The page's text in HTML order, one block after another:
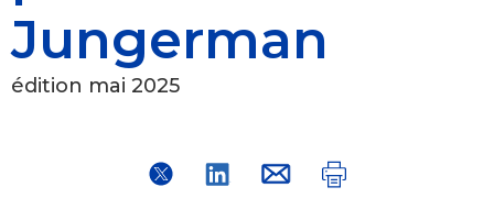
Jungerman
édition mai 2025